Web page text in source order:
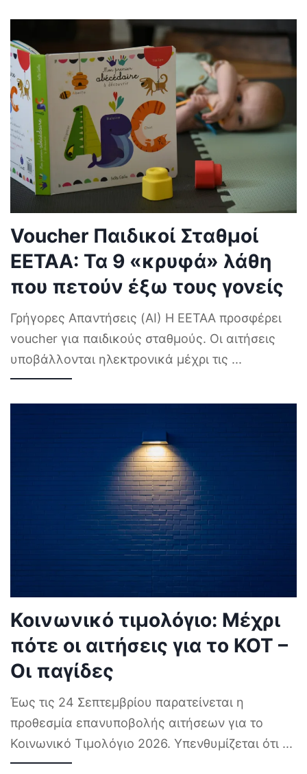
Voucher Παιδικοί Σταθμοί
ΕΕΤΑΑ: Τα 9 «κρυφά» λάθη
που πετούν έξω τους γονείς
Γρήγορες Απαντήσεις (AI) Η ΕΕΤΑΑ προσφέρει
voucher για παιδικούς σταθμούς. Οι αιτήσεις
υποβάλλονται ηλεκτρονικά μέχρι τις ...
Κοινωνικό τιμολόγιο: Μέχρι
πότε οι αιτήσεις για το ΚΟΤ –
Οι παγίδες
Έως τις 24 Σεπτεμβρίου παρατείνεται η
προθεσμία επανυποβολής αιτήσεων για το
Κοινωνικό Τιμολόγιο 2026. Υπενθυμίζεται ότι ...